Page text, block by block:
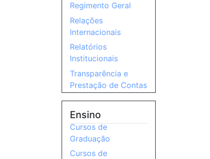
Regimento Geral
Relações
Internacionais
Relatórios
Institucionais
Transparência e
Prestação de Contas
Ensino
Cursos de
Graduação
Cursos de